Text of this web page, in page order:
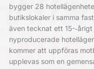
bygger 28
butikslokaler i samma
även tecknat ett 15-­
nyproducerade
kommer att uppföras
upplevas som en